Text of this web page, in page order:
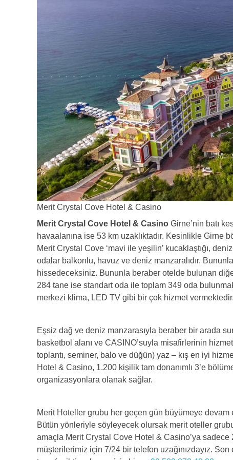
Merit Crystal Cove Hotel & Casino
Merit Crystal Cove Hotel & Casino Girne’nin batı
havaalanına ise 53 km uzaklıktadır. Kesinlikle Girne
Merit Crystal Cove ‘mavi ile yeşilin’ kucaklaştığı,
odalar balkonlu, havuz ve deniz manzaralıdır.
hissedeceksiniz. Bununla beraber otelde bulunan
284 tane ise standart oda ile toplam 349 oda
merkezi klima, LED TV gibi bir çok hizmet vermektedir.
Eşsiz dağ ve deniz manzarasıyla beraber bir arada
basketbol alanı ve CASINO’suyla misafirlerinin
toplantı, seminer, balo ve düğün) yaz – kış en iyi
Hotel & Casino, 1.200 kişilik tam donanımlı 3’e
organizasyonlara olanak sağlar.
Merit Hoteller grubu her geçen gün büyümeye
Bütün yönleriyle söyleyecek olursak merit oteller
amaçla Merit Crystal Cove Hotel & Casino’ya
müşterilerimiz için 7/24 bir telefon uzağınızdayız.